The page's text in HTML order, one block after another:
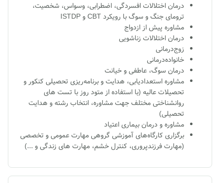
درمان اختلالات افسردگی، اضطرابی، وسواس، شخصیت،
ترومای جنگ و سوگ با رویکرد CBT و ISTDP
مشاوره پیش از ازدواج
درمان اختلالات زناشویی
زوج‌درمانی
خانواده‌درمانی
درمان سوگ، عاطفی و خیانت
مشاوره استعدادیابی، هدایت و برنامه‌ریزی تحصیلی کنکور و
تحصیلات عالیه (با استفاده از متود روز با تست های
روانشناختی مختلف جهت مشاوره، انتخاب رشته و هدایت
تحصیلی)
مشاوره و درمان بیماری اعتیاد
برگزاری کارگاه‌های آموزشی گروهی مهارت عمومی و تخصصی
(مهارت فرزندپروری، کنترل خشم، مهارت های زندگی و ...)